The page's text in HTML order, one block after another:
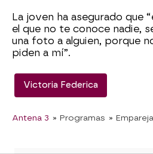
La joven ha asegurado que
el que no te conoce nadie,
una foto a alguien, porque
piden a mí”.
Victoria Federica
Antena 3 » Programas »